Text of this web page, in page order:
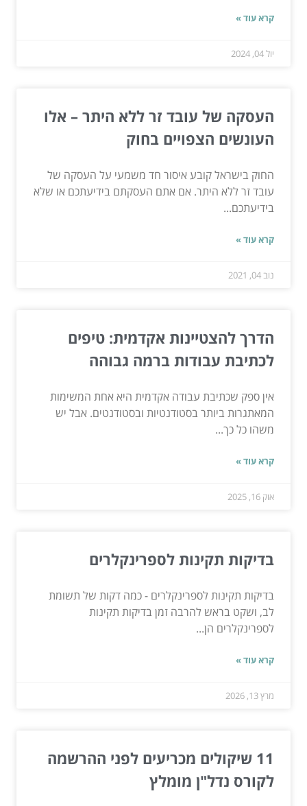
קרא עוד »
יול 04, 2024
העסקה של עובד זר ללא היתר – אלו
העונשים הצפויים בחוק
החוק בישראל קובע איסור חד משמעי על העסקה של
עובד זר ללא היתר. אם אתם העסקתם בידיעתכם או שלא
בידיעתכם...
קרא עוד »
נוב 04, 2021
הדרך להצטיינות אקדמית: טיפים
לכתיבת עבודות ברמה גבוהה
אין ספק שכתיבת עבודה אקדמית היא אחת המשימות
המאתגרות ביותר בסטודנטיות ובסטודנטים. אבל יש
משהו כל כך...
קרא עוד »
אוק 16, 2025
בדיקות תקינות לספרינקלרים
בדיקות תקינות לספרינקלרים - כמה דקות של תשומת
לב, ושקט בראש להרבה זמן בדיקות תקינות
לספרינקלרים הן...
קרא עוד »
מרץ 13, 2026
11 שיקולים מכריעים לפני ההרשמה
לקורס נדל"ן מומלץ